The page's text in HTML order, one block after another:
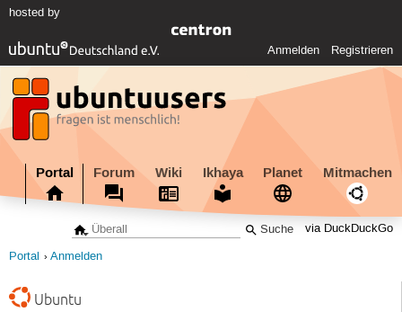
hosted by
Anmelden Registrieren
Portal Forum Wiki Ikhaya Planet Mitmachen
via DuckDuckGo
Portal Anmelden
Ubuntu